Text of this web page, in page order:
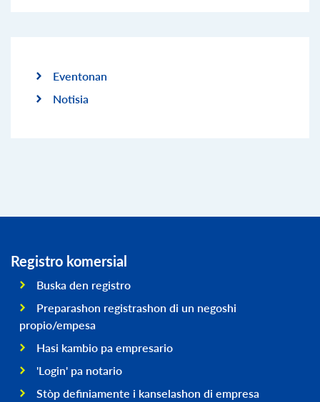
Eventonan
Notisia
Registro komersial
Buska den registro
Preparashon registrashon di un negoshi
propio/empesa
Hasi kambio pa empresario
'Login' pa notario
Stòp definiamente i kanselashon di empresa